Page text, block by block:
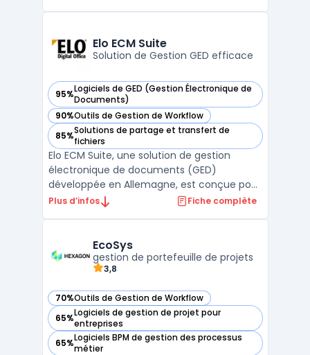
relation client. Interact propose également
...
Elo ECM Suite
Solution de Gestion GED efficace
95%Logiciels de GED (Gestion Électronique de
Documents)
— voir Elo ECM Suite dans cette catégorie
90%Outils de Gestion de Workflow
— voir Elo ECM Suite dans cette catégorie
85%Solutions de partage et transfert de
fichiers
— voir Elo ECM Suite dans cette catégorie
Elo ECM Suite, une solution de gestion
électronique de documents (GED)
développée en Allemagne, est conçue pour
transformer et simplifier les processus
collaborative facilite la gestion
documentaire, offrant une convergen ...
Plus d’infos Fiche complète
EcoSys
gestion de portefeuille de projets
3,8
70%Outils de Gestion de Workflow
— voir EcoSys dans cette catégorie
65%Logiciels de gestion de projet pour
entreprises
— voir EcoSys dans cette catégorie
65%Logiciels BPM de gestion des processus
métier
— voir EcoSys dans cette catégorie